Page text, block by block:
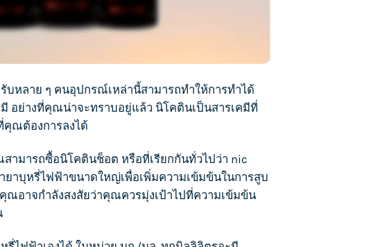
บหลาย ๆ คนอุปกรณ์เหล่านี้สามารถทำให้การทำได้
อย่างที่คุณน่าจะทราบอยู่แล้ว นิโคตินเป็นสารเคมีที่
ณต้องการลงได้
ามารถซื้อนิโคตินช็อต หรือที่เรียกกันทั่วไปว่า nic
ยาบุหรี่ไฟฟ้าขนาดใหญ่เพื่อเพิ่มความเข้มข้นในการสูบ
ณอาจกำลังสงสัยว่าคุณควรมุ่งเป้าไปที่ความเข้มข้น